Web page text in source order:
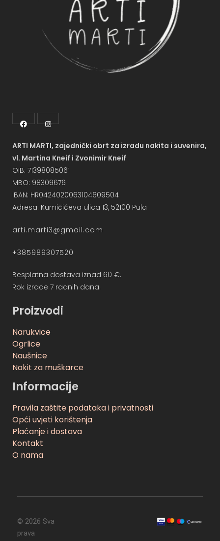
ARTI MARTI, zajednički obrt za izradu nakita i suvenira,
vl. Martina Kneif i Zvonimir Kneif
OIB: 71398085061
MBO: 98309676
IBAN: HR0424020063104609504
Adresa: Kumičićeva ulica 13, 52100 Pula
arti.marti3@gmail.com
+385989307520
Besplatna dostava iznad 60 €.
Rok izrade 7 radnih dana.
Proizvodi
Narukvice
Ogrlice
Naušnice
Nakit za muškarce
Informacije
Pravila zaštite podataka i privatnosti
Opći uvjeti korištenja
Plaćanje i dostava
Kontakt
O nama
© 2026 Sva
prava